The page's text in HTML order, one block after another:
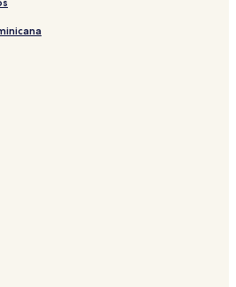
Rawson
de Punta Loma
Club Trelew
Paleontológico Egidio Feruglio